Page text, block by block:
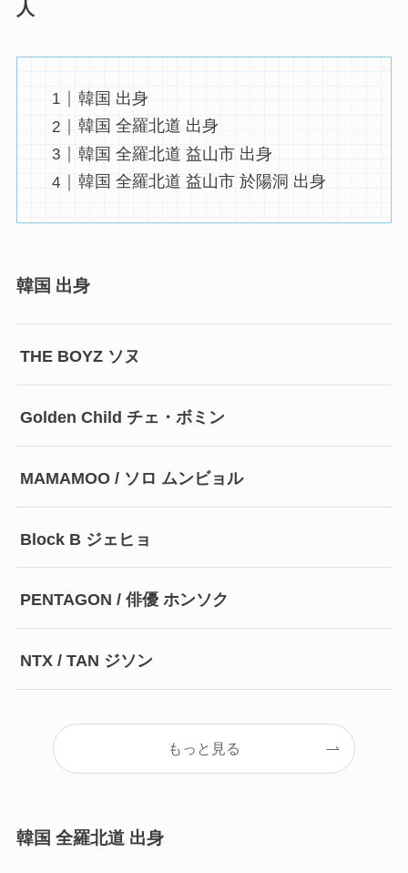
人
韓国 出身
韓国 全羅北道 出身
韓国 全羅北道 益山市 出身
韓国 全羅北道 益山市 於陽洞 出身
韓国 出身
THE BOYZ ソヌ
Golden Child チェ・ボミン
MAMAMOO / ソロ ムンビョル
Block B ジェヒョ
PENTAGON / 俳優 ホンソク
NTX / TAN ジソン
もっと見る
韓国 全羅北道 出身